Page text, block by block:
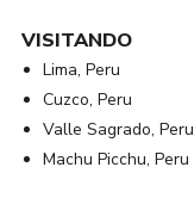
VISITANDO
Lima, Peru
Cuzco, Peru
Valle Sagrado, Peru
Machu Picchu, Peru